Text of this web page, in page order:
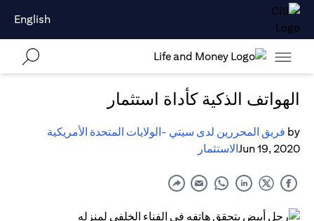
English
الهواتف الذكية كأداة استثمار
by فريق المحررين لدى سيتي -الولايات المتحدة الأمريكية
Jun 19, 2020الاستثمار